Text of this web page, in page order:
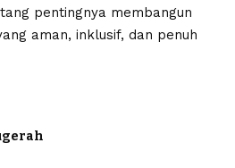
pentingnya membangun
aman, inklusif, dan penuh